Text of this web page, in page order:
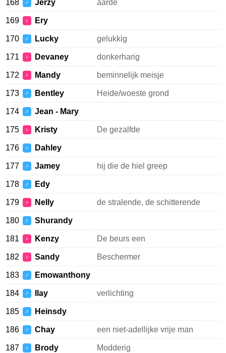
168 ♂ Jerzy aarde
169 ♀ Ery
170 ♂ Lucky gelukkig
171 ♀ Devaney donkerharig
172 ♀ Mandy beminnelijk meisje
173 ♂ Bentley Heide/woeste grond
174 ♂ Jean - Mary
175 ♀ Kristy De gezalfde
176 ♂ Dahley
177 ♂ Jamey hij die de hiel greep
178 ♂ Edy
179 ♀ Nelly de stralende, de schitterende
180 ♂ Shurandy
181 ♀ Kenzy De beurs een
182 ♀ Sandy Beschermer
183 ♂ Emowanthony
184 ♂ Ilay verlichting
185 ♂ Heinsdy
186 ♂ Chay een niet-adellijke vrije man
187 ♂ Brody Modderig